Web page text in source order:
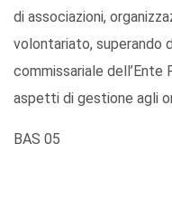
di associazioni,
volontariato, superando
commissariale
aspetti di gestione agli
BAS 05